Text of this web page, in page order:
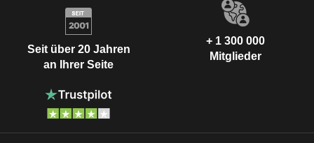
Seit über 20 Jahren
an Ihrer Seite
+ 1 300 000
Mitglieder